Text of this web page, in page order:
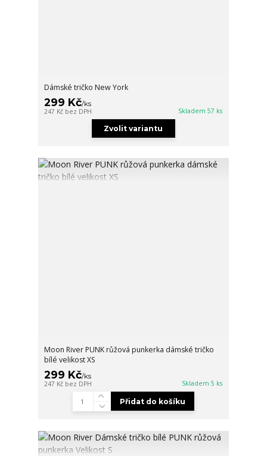
Dámské tričko New York
299 Kč/ks
247 Kč bez DPH Skladem 57 ks
Zvolit variantu
Moon River PUNK růžová punkerka dámské tričko
bílé velikost XS
299 Kč/ks
247 Kč bez DPH Skladem 5 ks
Přidat do košíku